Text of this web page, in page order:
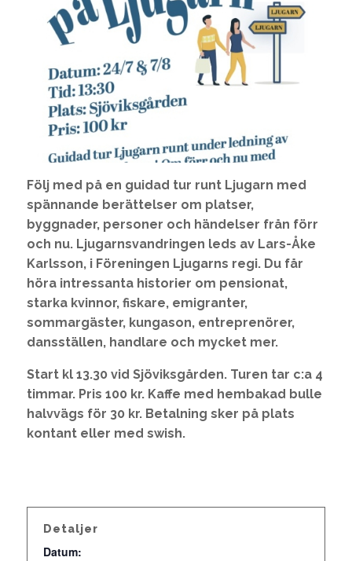
Följ med på en guidad tur runt Ljugarn med
spännande berättelser om platser,
byggnader, personer och händelser från förr
och nu. Ljugarnsvandringen leds av Lars-Åke
Karlsson, i Föreningen Ljugarns regi. Du får
höra intressanta historier om pensionat,
starka kvinnor, fiskare, emigranter,
sommargäster, kungason, entreprenörer,
dansställen, handlare och mycket mer.
Start kl 13.30 vid Sjöviksgården. Turen tar c:a 4
timmar. Pris 100 kr. Kaffe med hembakad bulle
halvvägs för 30 kr. Betalning sker på plats
kontant eller med swish.
Detaljer
Datum: